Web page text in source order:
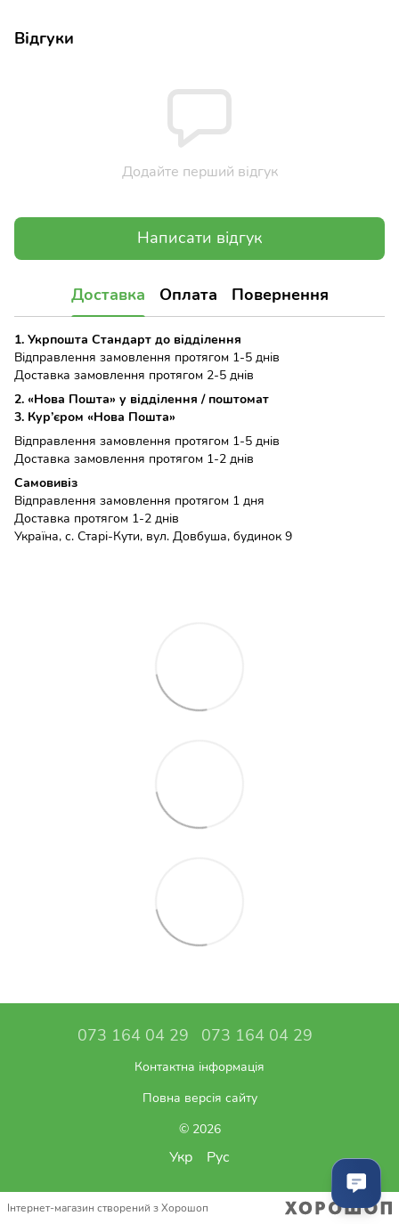
Відгуки
Додайте перший відгук
Написати відгук
Доставка Оплата Повернення
1. Укрпошта Стандарт до відділення
Відправлення замовлення протягом 1-5 днів
Доставка замовлення протягом 2-5 днів
2. «Нова Пошта» у відділення / поштомат
3. Кур’єром «Нова Пошта»
Відправлення замовлення протягом 1-5 днів
Доставка замовлення протягом 1-2 днів
Самовивіз
Відправлення замовлення протягом 1 дня
Доставка протягом 1-2 днів
Україна, с. Старі-Кути, вул. Довбуша, будинок 9
073 164 04 29 073 164 04 29
Контактна інформація
Повна версія сайту
© 2026
Укр Рус
Інтернет-магазин створений з Хорошоп